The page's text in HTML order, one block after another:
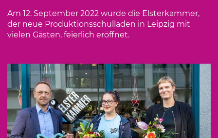
Am 12. September 2022 wurde die Elsterkammer,
der neue Produktionsschulladen in Leipzig mit
vielen Gästen, feierlich eröffnet.